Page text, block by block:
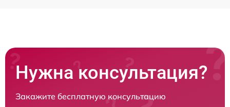
Нужна консультация?
Закажите бесплатную консультацию